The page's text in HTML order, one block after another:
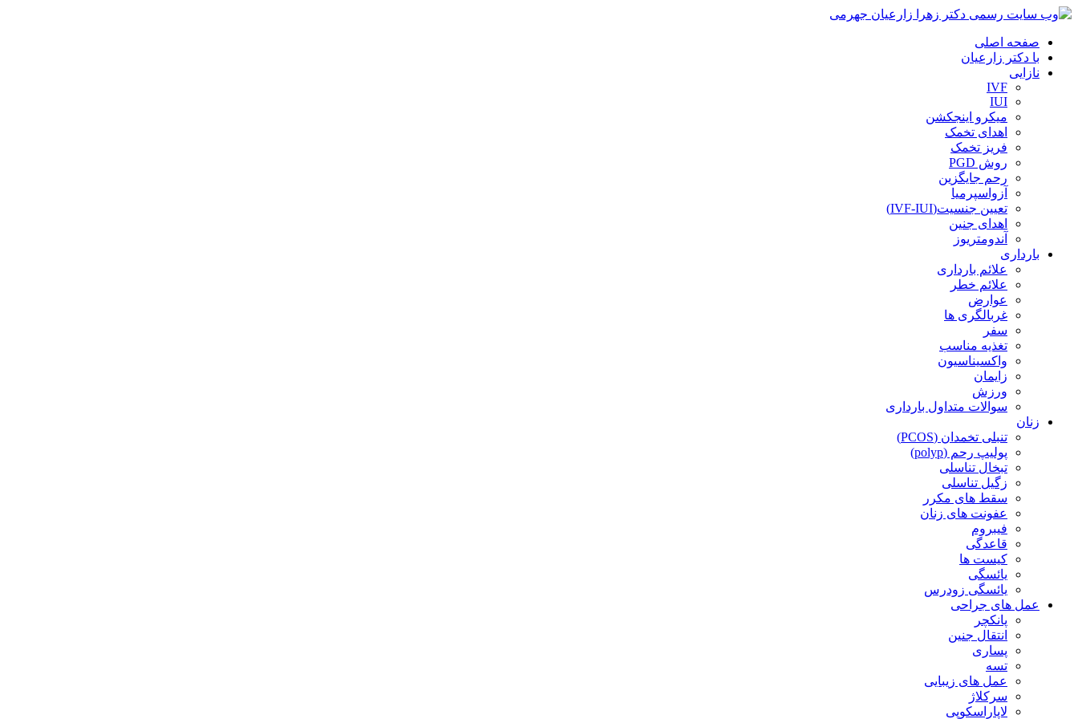
صفحه اصلی
با دکتر زارعیان
نازایی
IVF
IUI
میکرو اینجکشن
اهدای تخمک
فریز تخمک
روش PGD
رحم جایگزین
آزواسپرمیا
تعیین جنسیت(IVF-IUI)
اهدای جنین
آندومتریوز
بارداری
علائم بارداری
علائم خطر
عوارض
غربالگری ها
سفر
تغذیه مناسب
واکسیناسیون
زایمان
ورزش
سوالات متداول بارداری
زنان
تنبلی تخمدان (PCOS)
پولیپ رحم (polyp)
تبخال تناسلی
زگیل تناسلی
سقط های مکرر
عفونت های زنان
فیبروم
قاعدگی
کیست ها
یائسگی
یائسگی زودرس
عمل های جراحی
پانکچر
انتقال جنین
پساری
تسه
عمل های زیبایی
سرکلاژ
لاپاراسکوپی